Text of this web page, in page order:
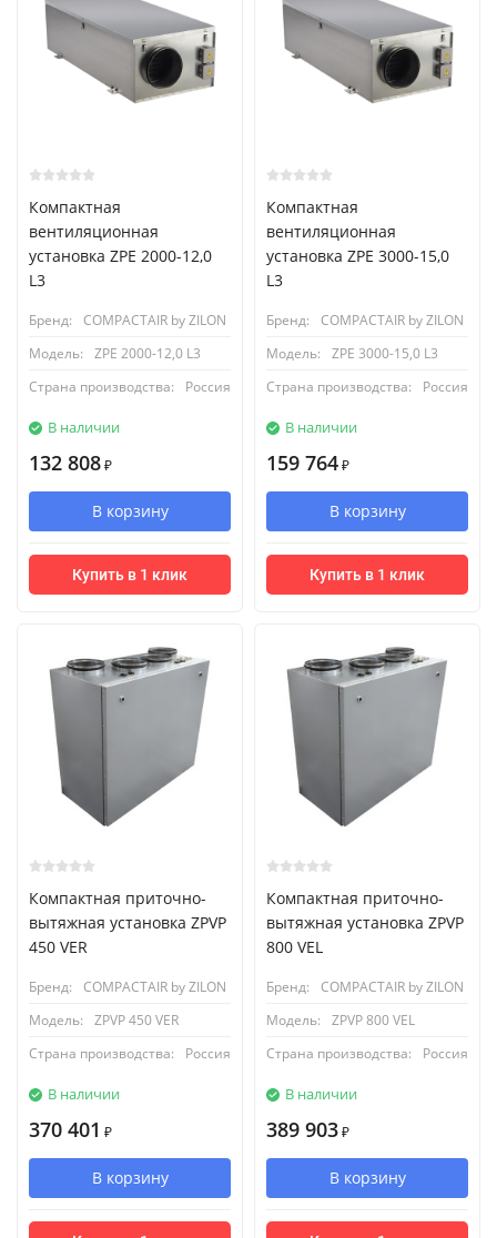
Компактная
вентиляционная
установка ZPE 2000-12,0
L3
Бренд:
COMPACTAIR by ZILON
Модель:
ZPE 2000-12,0 L3
Страна производства:
Россия
В наличии
132 808 ₽
В корзину
Купить в 1 клик
Компактная
вентиляционная
установка ZPE 3000-15,0
L3
Бренд:
COMPACTAIR by ZILON
Модель:
ZPE 3000-15,0 L3
Страна производства:
Россия
В наличии
159 764 ₽
В корзину
Купить в 1 клик
Компактная приточно-
вытяжная установка ZPVP
450 VER
Бренд:
COMPACTAIR by ZILON
Модель:
ZPVP 450 VER
Страна производства:
Россия
В наличии
370 401 ₽
В корзину
Компактная приточно-
вытяжная установка ZPVP
800 VEL
Бренд:
COMPACTAIR by ZILON
Модель:
ZPVP 800 VEL
Страна производства:
Россия
В наличии
389 903 ₽
В корзину